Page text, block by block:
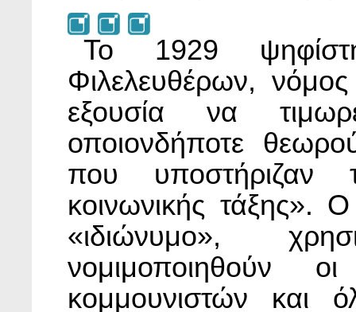
Το 1929
Φιλελευθέρων,
εξουσία να
οποιονδήποτε
που υποστήριζαν
κοινωνικής τάξης».
«ιδιώνυμο»,
νομιμοποιηθούν
κομμουνιστών και